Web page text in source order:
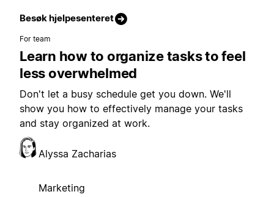
Besøk hjelpesenteret
For team
Learn how to organize tasks to feel
less overwhelmed
Don't let a busy schedule get you down. We'll
show you how to effectively manage your tasks
and stay organized at work.
Alyssa Zacharias
Marketing